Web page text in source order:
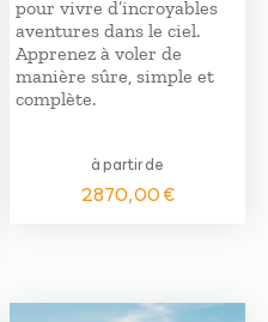
pour vivre d’incroyables
aventures dans le ciel.
Apprenez à voler de
manière sûre, simple et
complète.
à partir de
2870,00€